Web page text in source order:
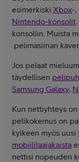
esimerkiski Xbox-,
Nintendo-konsolit
konsoliin. Muista
pelimasiinan
Jos pelaat
täydellisen
Samsung Galaxy,
Kun nettiyhteys
pelikokemus on
kylkeen myös uusi
mobiililaajakaista
nettisi nopeuden